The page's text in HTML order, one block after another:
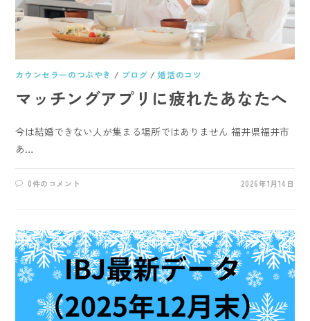
カウンセラーのつぶやき / ブログ /婚活のコツ
マッチングアプリに疲れたあなたへ
今は結婚できない人が集まる場所ではありません 福井県福井市
あ…
0件のコメント 2026年1月14日